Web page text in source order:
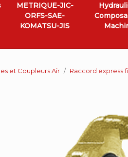
METRIQUE-JIC-
ORFS-SAE-
KOMATSU-JIS
et Coupleurs Air Raccord express